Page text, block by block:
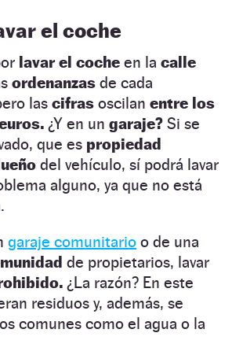
el coche
lavar el coche en la calle
ordenanzas de cada
las cifras oscilan entre los
¿Y en un garaje? Si se
que es propiedad
del vehículo, sí podrá lavar
alguno, ya que no está
garaje comunitario o de una
de propietarios, lavar
¿La razón? En este
residuos y, además, se
comunes como el agua o la